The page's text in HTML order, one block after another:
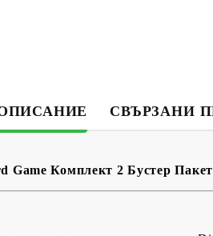
СВЪРЗАНИ
Game Комплект 2 Бустер